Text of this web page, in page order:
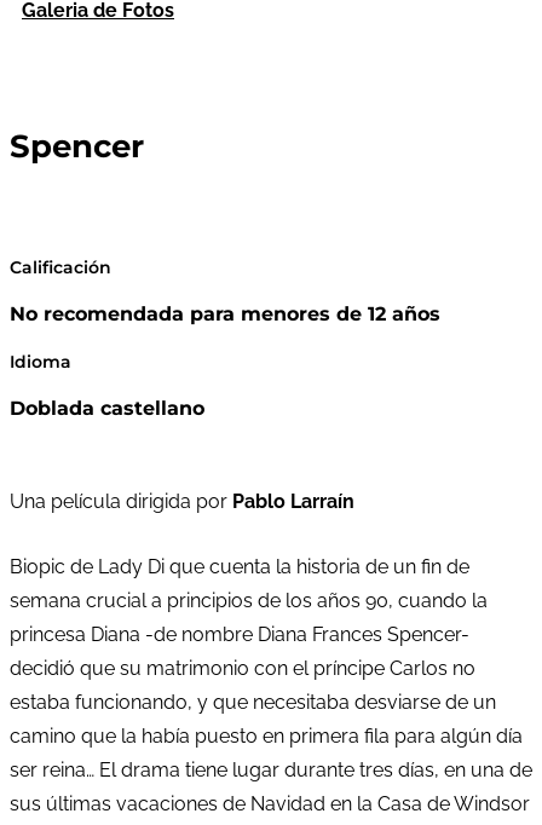
Galeria de Fotos
Spencer
Calificación
No recomendada para menores de 12 años
Idioma
Doblada castellano
Una película dirigida por Pablo Larraín
Biopic de Lady Di que cuenta la historia de un fin de
semana crucial a principios de los años 90, cuando la
princesa Diana -de nombre Diana Frances Spencer-
decidió que su matrimonio con el príncipe Carlos no
estaba funcionando, y que necesitaba desviarse de un
camino que la había puesto en primera fila para algún día
ser reina… El drama tiene lugar durante tres días, en una de
sus últimas vacaciones de Navidad en la Casa de Windsor